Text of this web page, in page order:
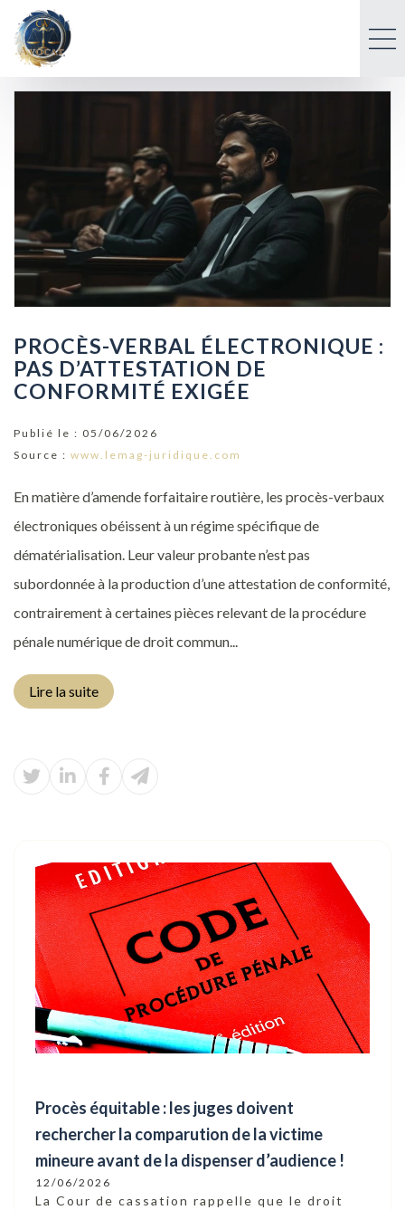
PROCÈS-VERBAL ÉLECTRONIQUE :
PAS D’ATTESTATION DE
CONFORMITÉ EXIGÉE
Publié le : 05/06/2026
Source : www.lemag-juridique.com
En matière d’amende forfaitaire routière, les procès-verbaux
électroniques obéissent à un régime spécifique de
dématérialisation. Leur valeur probante n’est pas
subordonnée à la production d’une attestation de conformité,
contrairement à certaines pièces relevant de la procédure
pénale numérique de droit commun...
Lire la suite
Procès équitable : les juges doivent
rechercher la comparution de la victime
mineure avant de la dispenser d’audience !
12/06/2026
La Cour de cassation rappelle que le droit